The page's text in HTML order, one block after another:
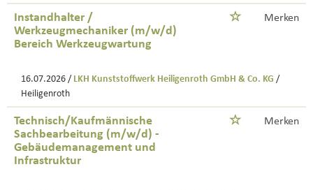
Instandhalter /
Werkzeugmechaniker (m/w/d)
Bereich Werkzeugwartung
Merken
16.07.2026 / LKH Kunststoffwerk Heiligenroth GmbH & Co. KG /
Heiligenroth
Technisch/Kaufmännische
Sachbearbeitung (m/w/d) -
Gebäudemanagement und
Infrastruktur
Merken